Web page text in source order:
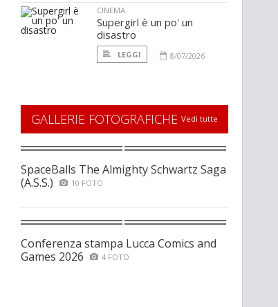
CINEMA
Supergirl è un po' un
disastro
LEGGI 8/07/2026
GALLERIE FOTOGRAFICHE Vedi tutte
SpaceBalls The Almighty Schwartz Saga
(A.S.S.)
10 FOTO
Conferenza stampa Lucca Comics and
Games 2026
4 FOTO